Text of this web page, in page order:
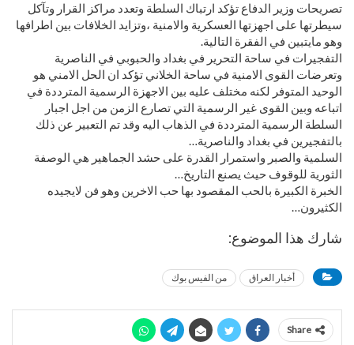
تصريحات وزير الدفاع تؤكد ارتباك السلطة وتعدد مراكز القرار وتآكل
سيطرتها على اجهزتها العسكرية والامنية ،وتزايد الخلافات بين اطرافها
وهو مايتبين في الفقرة التالية.
التفجيرات في ساحة التحرير في بغداد والحبوبي في الناصرية
وتعرضات القوى الامنية في ساحة الخلاني تؤكد ان الحل الامني هو
الوحيد المتوفر لكنه مختلف عليه بين الاجهزة الرسمية المترددة في
اتباعه وبين القوى غير الرسمية التي تصارع الزمن من اجل اجبار
السلطة الرسمية المترددة في الذهاب اليه وقد تم التعبير عن ذلك
بالتفجيرين في بغداد والناصرية…
السلمية والصبر واستمرار القدرة على حشد الجماهير هي الوصفة
الثورية للوقوف حيث يصنع التاريخ…
الخبرة الكبيرة بالحب المقصود بها حب الاخرين وهو فن لايجيده
الكثيرون…
شارك هذا الموضوع:
أخبار العراق من الفيس بوك
Share